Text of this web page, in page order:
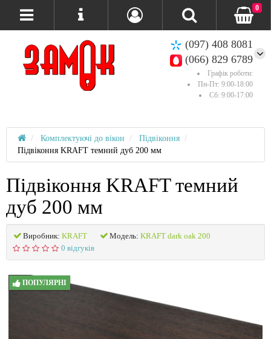
(097) 408 8081
(066) 829 6789
Графік роботи:
Пн-Пт: 9:00-18:00
Сб: 9:00-17:00
0
Комплектуючі до вікон
Підвіконня
Підвіконня KRAFT темний дуб 200 мм
Підвіконня KRAFT темний
дуб 200 мм
Виробник: KRAFT Модель: KRAFT dark oak 200
0 відгуків
ПОПУЛЯРНІ